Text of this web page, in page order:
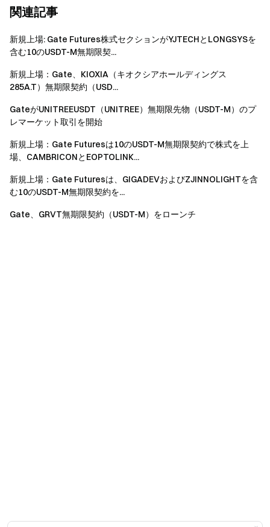
関連記事
新規上場: Gate Futures株式セクションがYJTECHとLONGSYSを
含む10のUSDT-M無期限契...
新規上場：Gate、KIOXIA（キオクシアホールディングス
285A.T）無期限契約（USD...
GateがUNITREEUSDT（UNITREE）無期限先物（USDT-M）のプ
レマーケット取引を開始
新規上場：Gate Futuresは10のUSDT-M無期限契約で株式を上
場、CAMBRICONとEOPTOLINK...
新規上場：Gate Futuresは、GIGADEVおよびZJINNOLIGHTを含
む10のUSDT-M無期限契約を...
Gate、GRVT無期限契約（USDT-M）をローンチ